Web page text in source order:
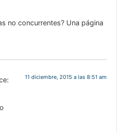
no concurrentes? Una página
11 diciembre, 2015 a las 8:51 am